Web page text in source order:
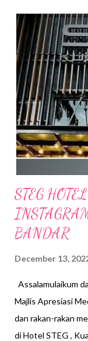
inisiatif yang
pelancongan
“Nak Bercuti?
Take Me
Malaysia, sektor
Selangor kekal
Malaysia
Melangkah ke
mengekalk...
STEG
BANDAR
December 13,
Assalamulaikum
Majlis Apresiasi
dan rakan-rakan
di Hotel STEG ,